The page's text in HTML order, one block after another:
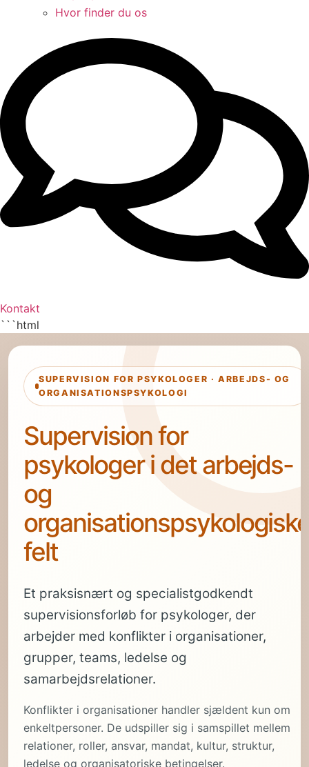
Hvor finder du os
Kontakt
```html
SUPERVISION FOR PSYKOLOGER · ARBEJDS- OG
ORGANISATIONSPSYKOLOGI
Supervision for
psykologer i det arbejds-
og
felt
Et praksisnært og specialistgodkendt
supervisionsforløb for psykologer, der
arbejder med konflikter i organisationer,
grupper, teams, ledelse og
samarbejdsrelationer.
Konflikter i organisationer handler sjældent kun om
enkeltpersoner. De udspiller sig i samspillet mellem
relationer, roller, ansvar, mandat, kultur, struktur,
ledelse og organisatoriske betingelser.